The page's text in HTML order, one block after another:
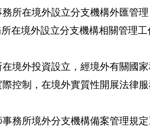
所在境外設立分支機構外匯管
在境外設立分支機構相關管理工
境外投資設立，經境外有關國
控制，在境外實質性開展法律
務所境外分支機構備案管理規